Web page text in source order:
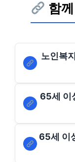
함
노인복
65세 이
65세 이